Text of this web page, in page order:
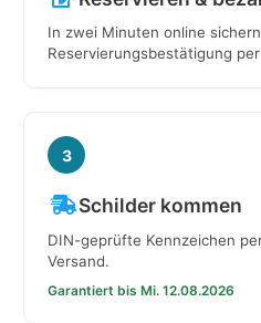
In zwei Minuten online
Reservierungsbestätigung
3
Schilder kommen
DIN-geprüfte Kennzeichen
Versand.
Garantiert bis Mi. 12.08.2026